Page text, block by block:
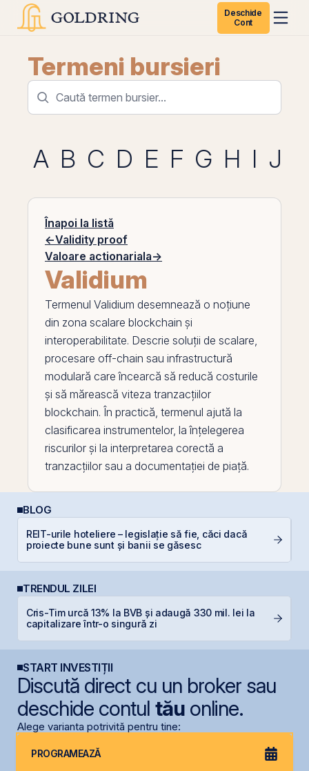
Deschide
Cont
Termeni bursieri
A B C D E F G H I J
Înapoi la listă
←Validity proof
Valoare actionariala→
Validium
Termenul Validium desemnează o noțiune
din zona scalare blockchain și
interoperabilitate. Descrie soluții de scalare,
procesare off-chain sau infrastructură
modulară care încearcă să reducă costurile
și să mărească viteza tranzacțiilor
blockchain. În practică, termenul ajută la
clasificarea instrumentelor, la înțelegerea
riscurilor și la interpretarea corectă a
tranzacțiilor sau a documentației de piață.
BLOG
REIT-urile hoteliere – legislație să fie, căci dacă
proiecte bune sunt și banii se găsesc
TRENDUL ZILEI
Cris-Tim urcă 13% la BVB și adaugă 330 mil. lei la
capitalizare într-o singură zi
START INVESTIȚII
Discută direct cu un broker sau
deschide contul tăuonline.
Alege varianta potrivită pentru tine:
PROGRAMEAZĂ